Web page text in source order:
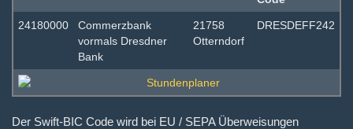
24180000
Commerzbank
vormals Dresdner
Bank
21758
Otterndorf
DRESDEFF242
Der Swift-BIC Code wird bei EU / SEPA Überweisungen